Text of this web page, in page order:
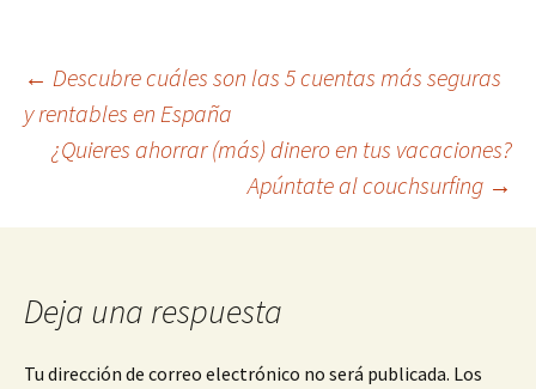
Navegación
de
entradas
← Descubre cuáles son las 5 cuentas más seguras
y rentables en España
¿Quieres ahorrar (más) dinero en tus vacaciones?
Apúntate al couchsurfing →
Deja una respuesta
Tu dirección de correo electrónico no será publicada. Los